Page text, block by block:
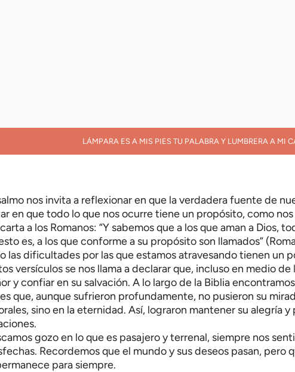
LÁMPARA ES A MIS PIES TU PALABRA Y LUMBRERA A MI
nos invita a reflexionar en que la verdadera fuente de
en que todo lo que nos ocurre tiene un propósito, como
a los Romanos: “Y sabemos que a los que aman a Dios,
es, a los que conforme a su propósito son llamados”
las dificultades por las que estamos atravesando tienen un
versículos se nos llama a declarar que, incluso en medio
y confiar en su salvación. A lo largo de la Biblia
que, aunque sufrieron profundamente, no pusieron su
sino en la eternidad. Así, lograron mantener su alegría y
gozo en lo que es pasajero y terrenal, siempre nos
Recordemos que el mundo y sus deseos pasan, pero
para siempre.